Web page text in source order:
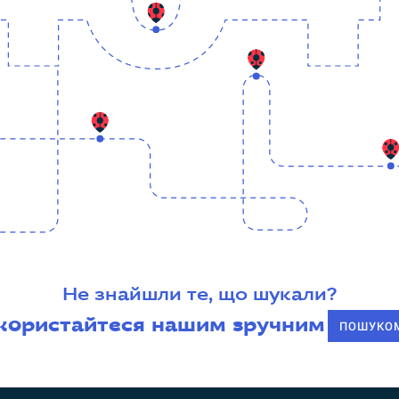
Не знайшли те, що шукали?
нашим зручним